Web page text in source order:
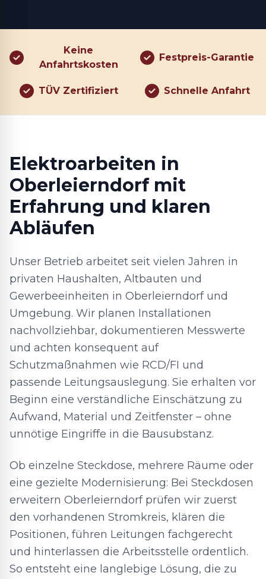
Keine
Anfahrtskosten
Festpreis-Garantie
TÜV Zertifiziert Schnelle Anfahrt
Elektroarbeiten in
Oberleierndorf mit
Erfahrung und klaren
Abläufen
Unser Betrieb arbeitet seit vielen Jahren in
privaten Haushalten, Altbauten und
Gewerbeeinheiten in Oberleierndorf und
Umgebung. Wir planen Installationen
nachvollziehbar, dokumentieren Messwerte
und achten konsequent auf
Schutzmaßnahmen wie RCD/FI und
passende Leitungsauslegung. Sie erhalten vor
Beginn eine verständliche Einschätzung zu
Aufwand, Material und Zeitfenster – ohne
unnötige Eingriffe in die Bausubstanz.
Ob einzelne Steckdose, mehrere Räume oder
eine gezielte Modernisierung: Bei Steckdosen
erweitern Oberleierndorf prüfen wir zuerst
den vorhandenen Stromkreis, klären die
Positionen, führen Leitungen fachgerecht
und hinterlassen die Arbeitsstelle ordentlich.
So entsteht eine langlebige Lösung, die zu